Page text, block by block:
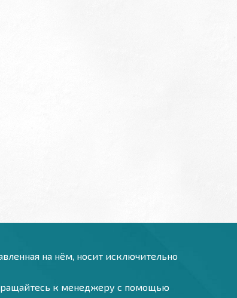
на нём, носит исключительно
к менеджеру с помощью